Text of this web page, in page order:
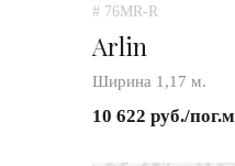
# 76MR-R
Arlin
Ширина 1,17 м.
10 622 руб./пог.м